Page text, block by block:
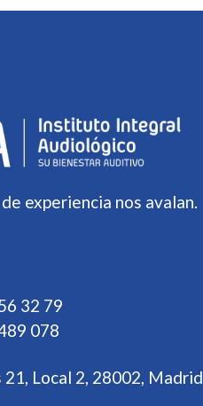
experiencia nos avalan.
32 79
078
21, Local 2, 28002, Madrid